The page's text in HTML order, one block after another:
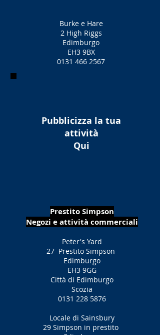
Burke e Hare
2 High Riggs
Edimburgo
EH3 9BX
0131 466 2567
Pubblicizza la tua
attività
Qui
Prestito Simpson
Negozi e attività commerciali
Peter's Yard
27 Prestito Simpson
Edimburgo
EH3 9GG
Città di Edimburgo
Scozia
0131 228 5876
Locale di Sainsbury
29 Simpson in prestito